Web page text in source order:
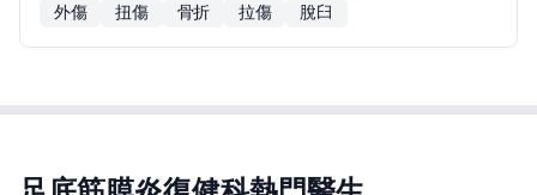
外傷 扭傷 骨折 拉傷 脫臼